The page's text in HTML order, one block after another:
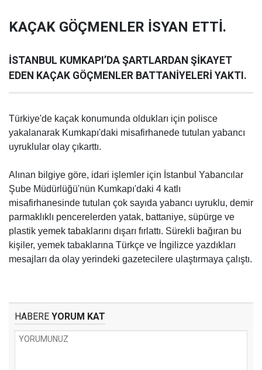
KAÇAK GÖÇMENLER İSYAN ETTİ.
İSTANBUL KUMKAPI’DA ŞARTLARDAN ŞİKAYET
EDEN KAÇAK GÖÇMENLER BATTANİYELERİ YAKTI.
Türkiye'de kaçak konumunda oldukları için polisce
yakalanarak Kumkapı'daki misafirhanede tutulan yabancı
uyruklular olay çıkarttı.
Alınan bilgiye göre, idari işlemler için İstanbul Yabancılar
Şube Müdürlüğü'nün Kumkapı'daki 4 katlı
misafirhanesinde tutulan çok sayıda yabancı uyruklu, demir
parmaklıklı pencerelerden yatak, battaniye, süpürge ve
plastik yemek tabaklarını dışarı fırlattı. Sürekli bağıran bu
kişiler, yemek tabaklarına Türkçe ve İngilizce yazdıkları
mesajları da olay yerindeki gazetecilere ulaştırmaya çalıştı.
HABERE YORUM KAT